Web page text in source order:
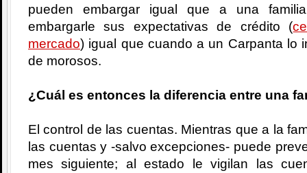
pueden embargar igual que a una
embargarle sus expectativas de crédito (
mercado) igual que cuando a un Carpanta lo
de morosos.
¿Cuál es entonces la diferencia entre una
El control de las cuentas. Mientras que a la
las cuentas y -salvo excepciones- puede
mes siguiente; al estado le vigilan las